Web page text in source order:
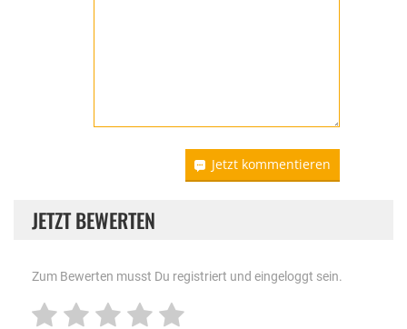
Jetzt kommentieren
JETZT BEWERTEN
Zum Bewerten musst Du registriert und eingeloggt sein.